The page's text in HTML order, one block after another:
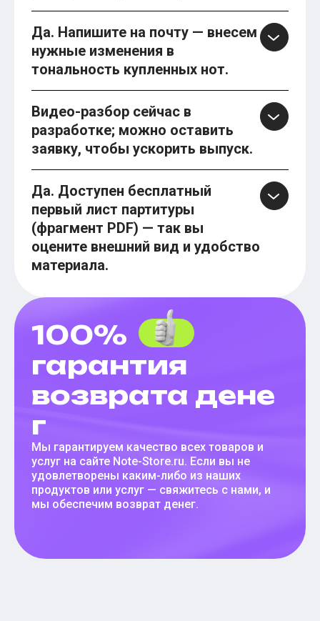
Да. Напишите на почту — внесем
нужные изменения в
тональность купленных нот.
Видео-разбор сейчас в
разработке; можно оставить
заявку, чтобы ускорить выпуск.
Да. Доступен бесплатный
первый лист партитуры
(фрагмент PDF) — так вы
оцените внешний вид и удобство
материала.
100%
гарантия
возврата дене
г
Мы гарантируем качество всех товаров и
услуг на сайте Note-Store.ru. Если вы не
удовлетворены каким-либо из наших
продуктов или услуг — свяжитесь с нами, и
мы обеспечим возврат денег.